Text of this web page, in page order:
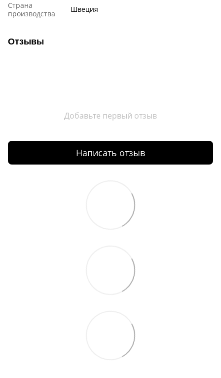
Страна
производства
Швеция
Отзывы
Добавьте первый отзыв
Написать отзыв